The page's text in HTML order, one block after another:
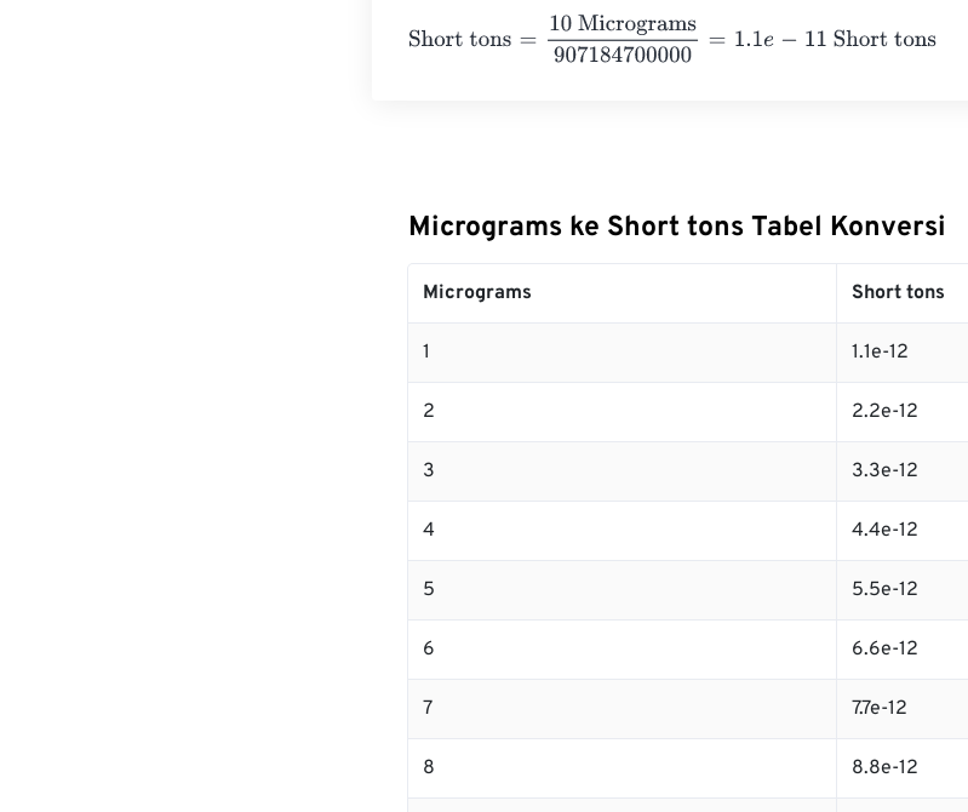
Short tons
10 Micrograms907184700000 1.1e - 11 Short tons
Micrograms ke Short tons Tabel Konversi
Micrograms Short tons
1 1.1e-12
2 2.2e-12
3 3.3e-12
4 4.4e-12
5 5.5e-12
6 6.6e-12
7 7.7e-12
8 8.8e-12